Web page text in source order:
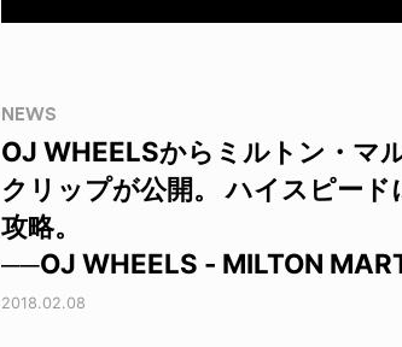
NEWS
OJ WHEELSからミルトン・マ
クリップが公開。 ハイスピー
攻略。
──OJ WHEELS - MILTON
2018.02.08